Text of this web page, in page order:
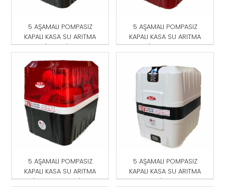
5 AŞAMALI POMPASIZ
KAPALI KASA SU ARITMA
CİHAZI SİYAH
5 AŞAMALI POMPASIZ
KAPALI KASA SU ARITMA
CİHAZI KIRMIZI
5 AŞAMALI POMPASIZ
KAPALI KASA SU ARITMA
CİHAZI KIRMIZI-SİYAH
5 AŞAMALI POMPASIZ
KAPALI KASA SU ARITMA
CİHAZI